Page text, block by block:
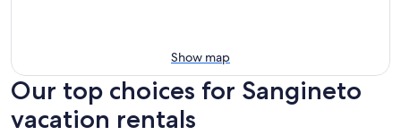
Show map
Our top choices for Sangineto
vacation rentals